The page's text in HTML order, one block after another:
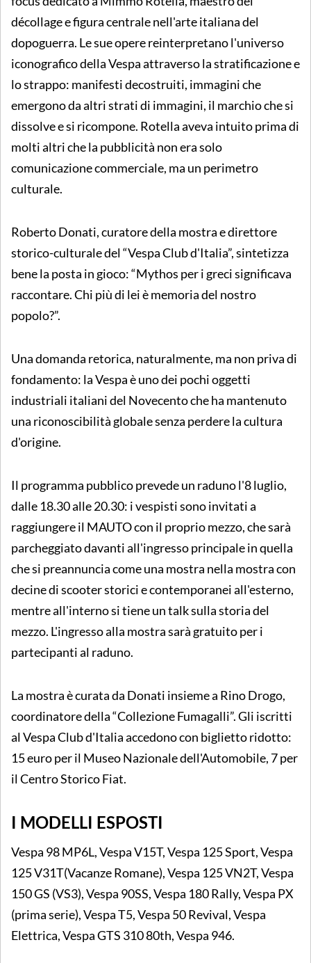
décollage e figura centrale nell'arte italiana del
dopoguerra. Le sue opere reinterpretano l'universo
iconografico della Vespa attraverso la stratificazione e
lo strappo: manifesti decostruiti, immagini che
emergono da altri strati di immagini, il marchio che si
dissolve e si ricompone. Rotella aveva intuito prima di
molti altri che la pubblicità non era solo
comunicazione commerciale, ma un perimetro
culturale.
Roberto Donati, curatore della mostra e direttore
storico-culturale del “Vespa Club d'Italia”, sintetizza
bene la posta in gioco: “Mythos per i greci significava
raccontare. Chi più di lei è memoria del nostro
popolo?”.
Una domanda retorica, naturalmente, ma non priva di
fondamento: la Vespa è uno dei pochi oggetti
industriali italiani del Novecento che ha mantenuto
una riconoscibilità globale senza perdere la cultura
d'origine.
Il programma pubblico prevede un raduno l'8 luglio,
dalle 18.30 alle 20.30: i vespisti sono invitati a
raggiungere il MAUTO con il proprio mezzo, che sarà
parcheggiato davanti all'ingresso principale in quella
che si preannuncia come una mostra nella mostra con
decine di scooter storici e contemporanei all'esterno,
mentre all'interno si tiene un talk sulla storia del
mezzo. L'ingresso alla mostra sarà gratuito per i
partecipanti al raduno.
La mostra è curata da Donati insieme a Rino Drogo,
coordinatore della “Collezione Fumagalli”. Gli iscritti
al Vespa Club d'Italia accedono con biglietto ridotto:
15 euro per il Museo Nazionale dell'Automobile, 7 per
il Centro Storico Fiat.
I MODELLI ESPOSTI
Vespa 98 MP6L, Vespa V15T, Vespa 125 Sport, Vespa
125 V31T(Vacanze Romane), Vespa 125 VN2T, Vespa
150 GS (VS3), Vespa 90SS, Vespa 180 Rally, Vespa PX
(prima serie), Vespa T5, Vespa 50 Revival, Vespa
Elettrica, Vespa GTS 310 80th, Vespa 946.